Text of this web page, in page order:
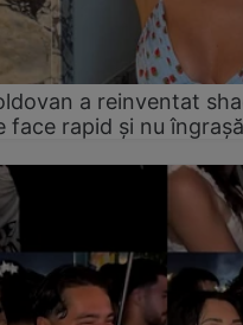
a reinventat
face rapid și nu îngrașă